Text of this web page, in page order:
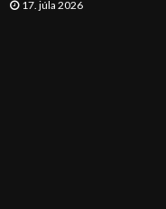
17. júla 2026